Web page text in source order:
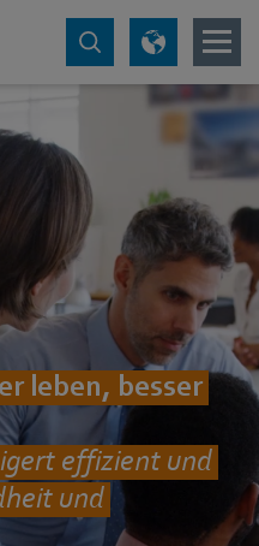
leben, besser
effizient und
und